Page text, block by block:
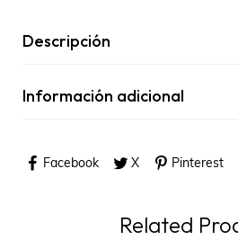
Descripción
Información adicional
Facebook X Pinterest
Related